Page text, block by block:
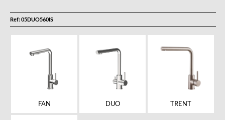
Ref: 05DUO560IS
FAN DUO TRENT